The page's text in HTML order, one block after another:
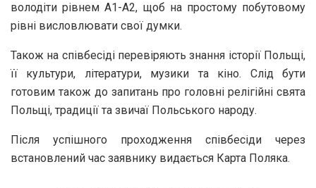
володіти рівнем А1-А2, щоб на простому побутовому
рівні висловлювати свої думки.
Також на співбесіді перевіряють знання історії Польщі,
її культури, літератури, музики та кіно. Слід бути
готовим також до запитань про головні релігійні свята
Польщі, традиції та звичаї Польського народу.
Після успішного проходження співбесіди через
встановлений час заявнику видається Карта Поляка.